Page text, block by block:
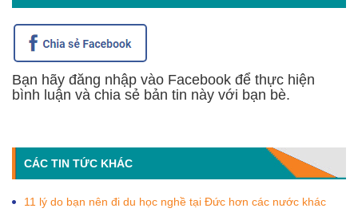
Bạn hãy đăng nhập vào Facebook để thực hiện
bình luận và chia sẻ bản tin này với bạn bè.
CÁC TIN TỨC KHÁC
11 lý do bạn nên đi du học nghề tại Đức hơn các nước khác